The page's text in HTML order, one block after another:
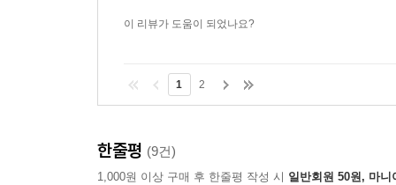
1 2
한줄평(9건)